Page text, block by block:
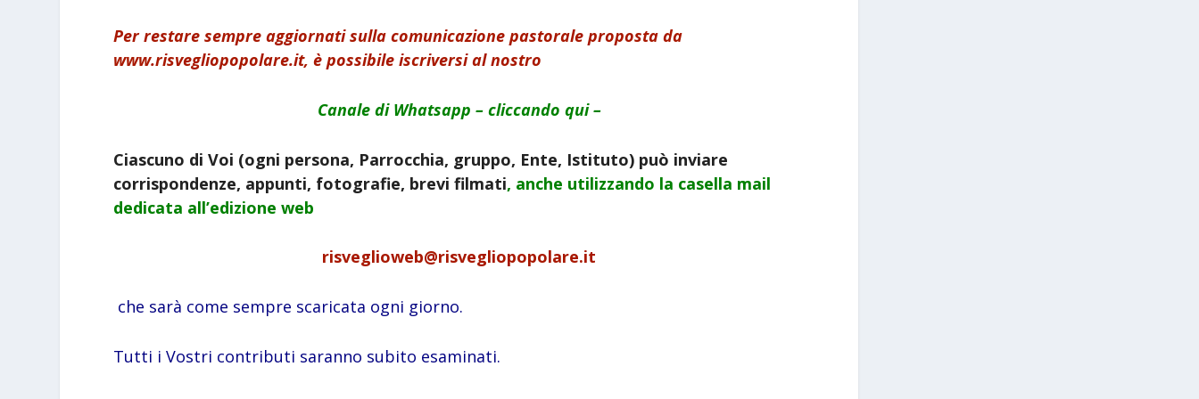
Per restare sempre aggiornati sulla comunicazione pastorale proposta da
www.risvegliopopolare.it, è possibile iscriversi al nostro
Canale di Whatsapp – cliccando qui –
Ciascuno di Voi (ogni persona, Parrocchia, gruppo, Ente, Istituto) può inviare
corrispondenze, appunti, fotografie, brevi filmati, anche utilizzando la casella mail
dedicata all’edizione web
risveglioweb@risvegliopopolare.it
che sarà come sempre scaricata ogni giorno.
Tutti i Vostri contributi saranno subito esaminati.